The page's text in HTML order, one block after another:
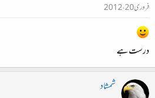
فروری 20، 2012
درست ہے
شمشاد